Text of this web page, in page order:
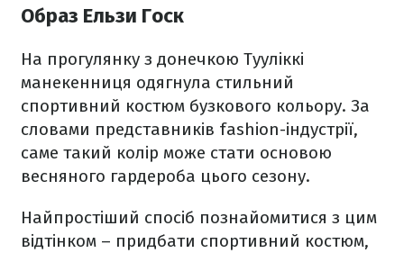
Образ Ельзи Госк
На прогулянку з донечкою Тууліккі
манекенниця одягнула стильний
спортивний костюм бузкового кольору. За
словами представників fashion-індустрії,
саме такий колір може стати основою
весняного гардероба цього сезону.
Найпростіший спосіб познайомитися з цим
відтінком – придбати спортивний костюм,